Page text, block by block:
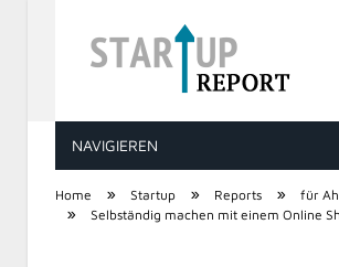
STARTUP
NAVIGIEREN
Home » Startup » Reports » für
» Selbständig machen mit einem Online